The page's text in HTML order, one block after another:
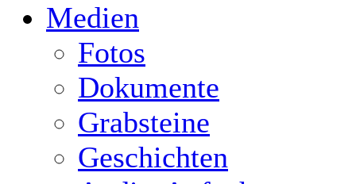
Medien
Fotos
Dokumente
Grabsteine
Geschichten